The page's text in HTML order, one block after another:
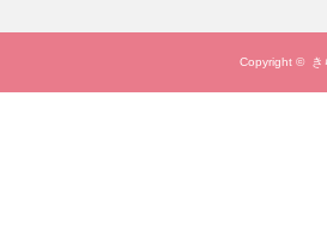
Copyright ©